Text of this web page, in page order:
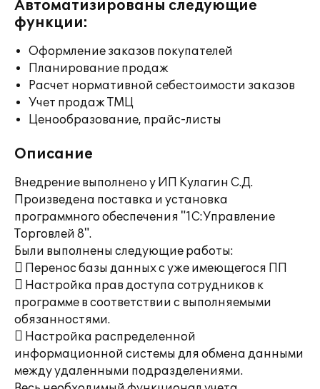
Автоматизированы следующие
функции:
Оформление заказов покупателей
Планирование продаж
Расчет нормативной себестоимости заказов
Учет продаж ТМЦ
Ценообразование, прайс-листы
Описание
Внедрение выполнено у ИП Кулагин С.Д.
Произведена поставка и установка
программного обеспечения "1С:Управление
Торговлей 8".
Были выполнены следующие работы:
 Перенос базы данных с уже имеющегося ПП
 Настройка прав доступа сотрудников к
программе в соответствии с выполняемыми
обязанностями.
 Настройка распределенной
информационной системы для обмена данными
между удаленными подразделениями.